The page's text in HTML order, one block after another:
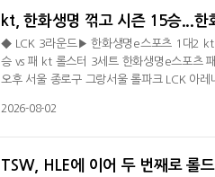
kt, 한화생명 꺾고 시즌 15승...한
◆ LCK 3라운드▶ 한화생명e스포츠 1대2 kt
승 vs 패 kt 롤스터 3세트 한화생명e스포츠
오후 서울 종로구 그랑서울 롤파크 LCK 아
2경기를 모두 내줬다. 시즌 15승 5패(+19)
2026-08-02
TSW, HLE에 이어 두 번째로 롤